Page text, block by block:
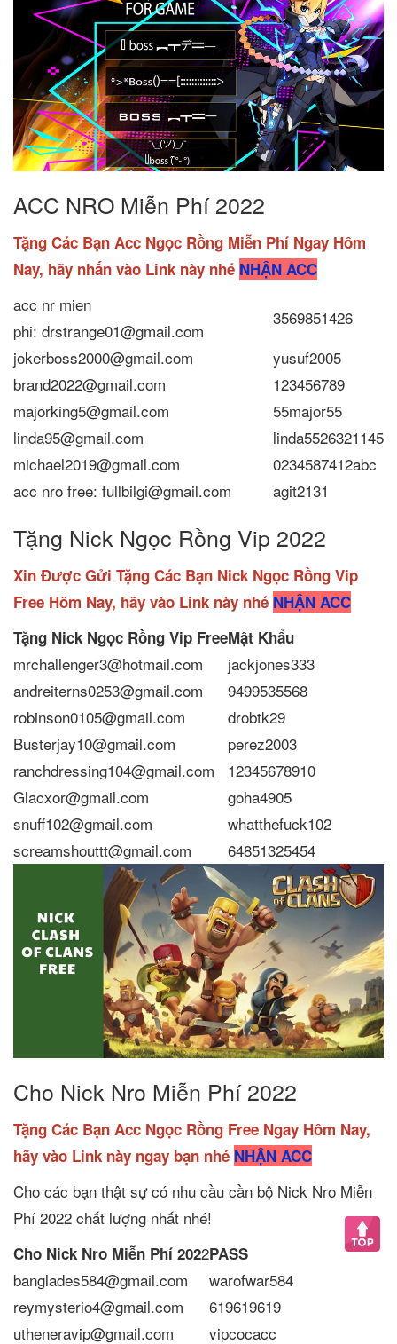
ACC NRO Miễn Phí 2022
Tặng Các Bạn Acc Ngọc Rồng Miễn Phí Ngay Hôm
Nay, hãy nhấn vào Link này nhé NHẬN ACC
acc nr mien
phi: drstrange01@gmail.com
3569851426
jokerboss2000@gmail.com
yusuf2005
brand2022@gmail.com
123456789
majorking5@gmail.com
55major55
linda95@gmail.com
linda5526321145
michael2019@gmail.com
0234587412abc
acc nro free: fullbilgi@gmail.com
agit2131
Tặng Nick Ngọc Rồng Vip 2022
Xin Được Gửi Tặng Các Bạn Nick Ngọc Rồng Vip
Free Hôm Nay, hãy vào Link này nhé NHẬN ACC
Tặng Nick Ngọc Rồng Vip FreeMật Khẩu
mrchallenger3@hotmail.com
jackjones333
andreiterns0253@gmail.com
9499535568
robinson0105@gmail.com
drobtk29
Busterjay10@gmail.com
perez2003
ranchdressing104@gmail.com
12345678910
Glacxor@gmail.com
goha4905
snuff102@gmail.com
whatthefuck102
screamshouttt@gmail.com
64851325454
Cho Nick Nro Miễn Phí 2022
Tặng Các Bạn Acc Ngọc Rồng Free Ngay Hôm Nay,
hãy vào Link này ngay bạn nhé NHẬN ACC
Cho các bạn thật sự có nhu cầu cần bộ Nick Nro Miễn
Phí 2022 chất lượng nhất nhé!
Cho Nick Nro Miễn Phí 2022PASS
banglades584@gmail.com
warofwar584
reymysterio4@gmail.com
619619619
utheneravip@gmail.com
vipcocacc